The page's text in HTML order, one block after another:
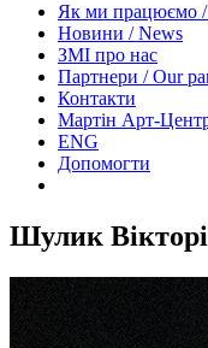
Як ми працюємо
Новини / News
ЗМІ про нас
Партнери / Our
Контакти
Mартін Арт-
ENG
Допомогти
Шулик